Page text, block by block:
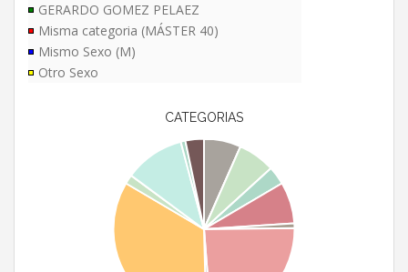
GERARDO GOMEZ PELAEZ
Misma categoria (MÁSTER 40)
Mismo Sexo (M)
Otro Sexo
CATEGORIAS